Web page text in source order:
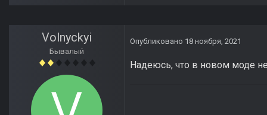
Volnyckyi
Бывалый
Опубликовано 18 ноября, 2021
Надеюсь, что в новом моде